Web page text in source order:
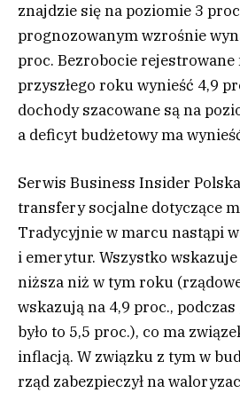
znajdzie się na poziomie 3
prognozowanym wzrośnie
proc. Bezrobocie rejestrowane
przyszłego roku wynieść 4,9
dochody szacowane są na
a deficyt budżetowy ma
Serwis Business Insider
transfery socjalne dotyczące
Tradycyjnie w marcu nastąpi
i emerytur. Wszystko wskazuje
niższa niż w tym roku
wskazują na 4,9 proc.,
było to 5,5 proc.), co ma
inflacją. W związku z tym w
rząd zabezpieczył na